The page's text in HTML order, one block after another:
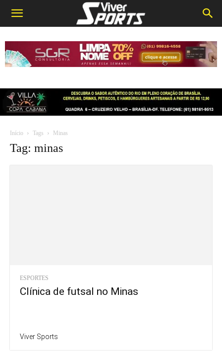
Início Tags Minas
Tag: minas
ESPORTES
Clínica de futsal no Minas
Viver Sports